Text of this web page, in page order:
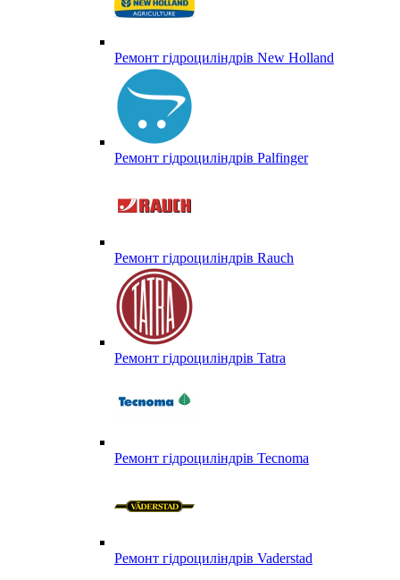
Ремонт гідроциліндрів New Holland
Ремонт гідроциліндрів Palfinger
Ремонт гідроциліндрів Rauch
Ремонт гідроциліндрів Tatra
Ремонт гідроциліндрів Tecnoma
Ремонт гідроциліндрів Vaderstad